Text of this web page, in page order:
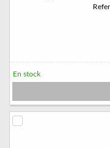
En stock